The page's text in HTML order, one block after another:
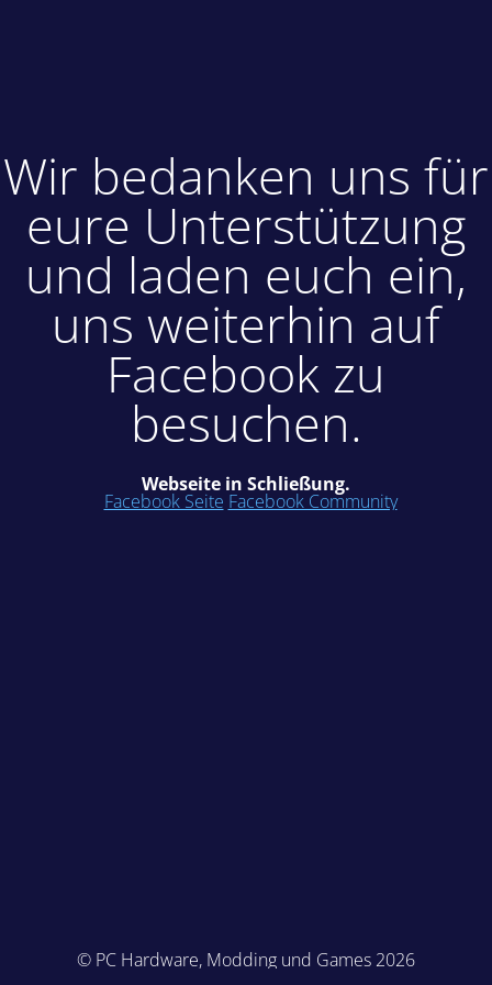
Wir bedanken uns für
eure Unterstützung
und laden euch ein,
uns weiterhin auf
Facebook zu
besuchen.
Webseite in Schließung.
Facebook Seite Facebook Community
© PC Hardware, Modding und Games 2026